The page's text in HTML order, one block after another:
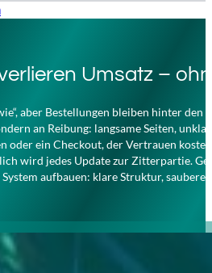
Umsatz –
aber Bestellungen bleiben hinter den
an Reibung: langsame Seiten,
oder ein Checkout, der Vertrauen
wird jedes Update zur Zitterpartie.
aufbauen: klare Struktur,